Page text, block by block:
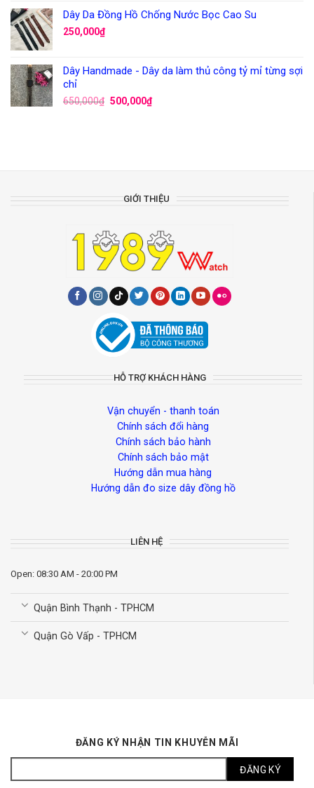
Dây Da Đồng Hồ Chống Nước Bọc Cao Su
250,000₫
Dây Handmade - Dây da làm thủ công tỷ mỉ từng sợi
chỉ
650,000₫ 500,000₫
GIỚI THIỆU
HỖ TRỢ KHÁCH HÀNG
Vận chuyển - thanh toán
Chính sách đổi hàng
Chính sách bảo hành
Chính sách bảo mật
Hướng dẫn mua hàng
Hướng dẫn đo size dây đồng hồ
LIÊN HỆ
Open: 08:30 AM - 20:00 PM
Quận Bình Thạnh - TPHCM
Quận Gò Vấp - TPHCM
ĐĂNG KÝ NHẬN TIN KHUYỄN MÃI